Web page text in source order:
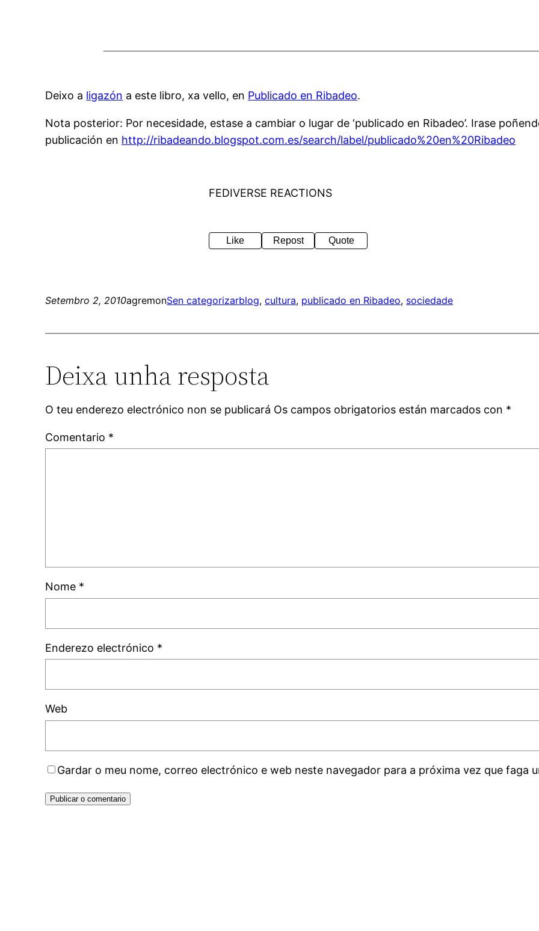
Deixo a ligazón a este libro, xa vello, en Publicado en Ribadeo.
Nota posterior: Por necesidade, estase a cambiar o lugar de ‘publicado en Ribadeo’. Irase
publicación en http://ribadeando.blogspot.com.es/search/label/publicado%20en%20Ribadeo
FEDIVERSE REACTIONS
Like Repost Quote
Setembro 2, 2010agremonSen categorizarblog, cultura, publicado en Ribadeo, sociedade
Deixa unha resposta
O teu enderezo electrónico non se publicará Os campos obrigatorios están marcados con *
Comentario *
Nome *
Enderezo electrónico *
Web
Gardar o meu nome, correo electrónico e web neste navegador para a próxima vez que faga